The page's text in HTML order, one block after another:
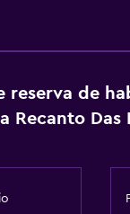
reserva de
Recanto Das